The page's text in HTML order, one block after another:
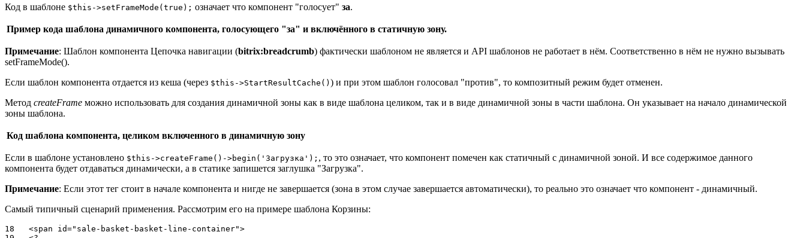
Код в шаблоне $this->setFrameMode(true); означает что компонент "голосует" за.
Пример кода шаблона динамичного компонента, голосующего "за" и включённого в статичную зону.
Примечание: Шаблон компонента Цепочка навигации (bitrix:breadcrumb) фактически шаблоном не является и API шаблонов не работает в нём. Соответственно в нём не нужно вызывать
setFrameMode().
Если шаблон компонента отдается из кеша (через $this->StartResultCache() ) и при этом шаблон голосовал "против", то композитный режим будет отменен.
Метод createFrame можно использовать для создания динамичной зоны как в виде шаблона целиком, так и в виде динамичной зоны в части шаблона. Он указывает на начало динамической
зоны шаблона.
Код шаблона компонента, целиком включенного в динамичную зону
Если в шаблоне установлено $this->createFrame()->begin('Загрузка'); , то это означает, что компонент помечен как статичный с динамичной зоной. И все содержимое данного
компонента будет отдаваться динамически, а в статике запишется заглушка "Загрузка".
Примечание: Если этот тег стоит в начале компонента и нигде не завершается (зона в этом случае завершается автоматически), то реально это означает что компонент - динамичный.
Самый типичный сценарий применения. Рассмотрим его на примере шаблона Корзины:
18   <span id="sale-basket-basket-line-container">